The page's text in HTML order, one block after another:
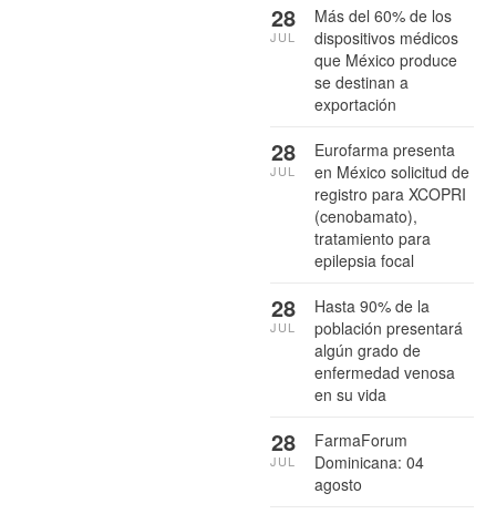
Más del 60% de los
dispositivos médicos
que México produce
se destinan a
exportación
28
JUL
Eurofarma presenta
en México solicitud de
registro para XCOPRI
(cenobamato),
tratamiento para
epilepsia focal
28
JUL
Hasta 90% de la
población presentará
algún grado de
enfermedad venosa
en su vida
28
JUL
FarmaForum
Dominicana: 04
agosto
28
JUL